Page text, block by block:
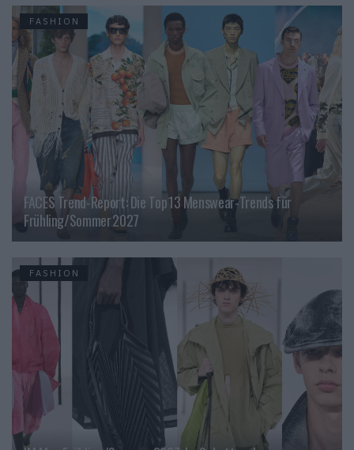
FASHION
FACES Trend-Report: Die Top 13 Menswear-Trends für
Frühling/Sommer 2027
FASHION